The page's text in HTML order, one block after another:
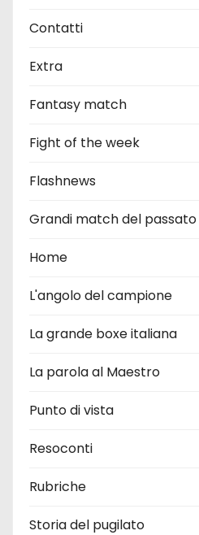
Contatti
Extra
Fantasy match
Fight of the week
Flashnews
Grandi match del passato
Home
L'angolo del campione
La grande boxe italiana
La parola al Maestro
Punto di vista
Resoconti
Rubriche
Storia del pugilato